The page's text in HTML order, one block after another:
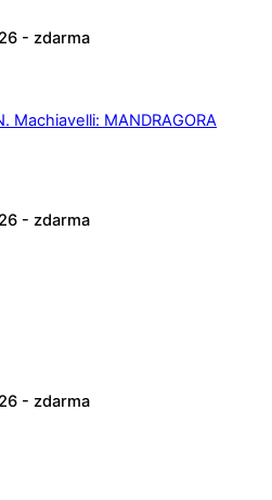
- zdarma
Machiavelli: MANDRAGORA
- zdarma
- zdarma